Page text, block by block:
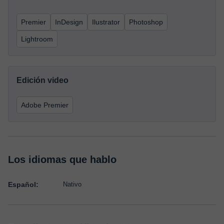
Premier InDesign Ilustrator Photoshop
Lightroom
Edición video
Adobe Premier
Los idiomas que hablo
Español: Nativo